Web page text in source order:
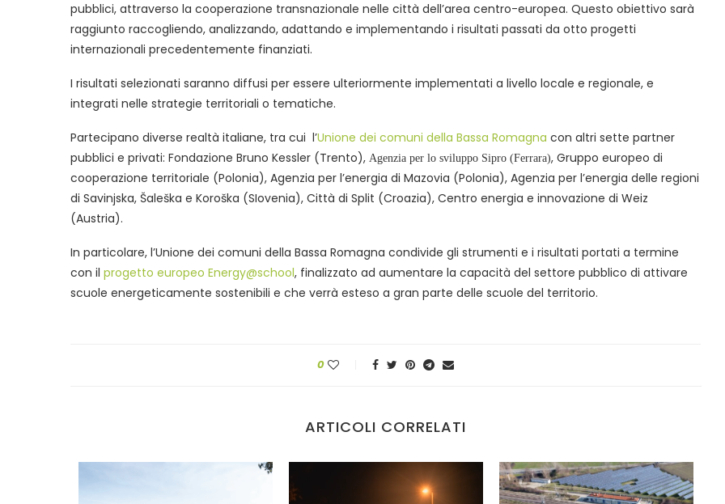
pubblici, attraverso la cooperazione transnazionale nelle città dell’area centro-europea. Questo obiettivo sarà
raggiunto raccogliendo, analizzando, adattando e implementando i risultati passati da otto progetti
internazionali precedentemente finanziati.
I risultati selezionati saranno diffusi per essere ulteriormente implementati a livello locale e regionale, e
integrati nelle strategie territoriali o tematiche.
Partecipano diverse realtà italiane, tra cui l’Unione dei comuni della Bassa Romagna con altri sette partner
pubblici e privati: Fondazione Bruno Kessler (Trento), Agenzia per lo sviluppo Sipro (Ferrara), Gruppo europeo di
cooperazione territoriale (Polonia), Agenzia per l’energia di Mazovia (Polonia), Agenzia per l’energia delle regioni
di Savinjska, Šaleška e Koroška (SIovenia), Città di Split (Croazia), Centro energia e innovazione di Weiz
(Austria).
In particolare, l’Unione dei comuni della Bassa Romagna condivide gli strumenti e i risultati portati a termine
con il progetto europeo Energy@school, finalizzato ad aumentare la capacità del settore pubblico di attivare
scuole energeticamente sostenibili e che verrà esteso a gran parte delle scuole del territorio.
0
ARTICOLI CORRELATI